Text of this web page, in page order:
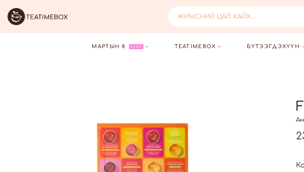
ЖИМСНИЙ ЦАЙ ХАЙХ...
МАРТЫН 8 SOON TEATIMEBOX БҮТЭЭГДЭХҮҮН